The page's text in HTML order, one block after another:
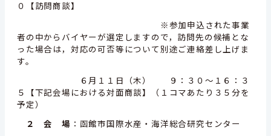
０【訪問商談】
※参加申込された事業
者の中からバイヤーが選定しますので，訪問先の候補とな
った場合は，対応の可否等について別途ご連絡差し上げま
す。
６月１１日（木） ９：３０～１６：３
５【下記会場における対面商談】（１コマあたり３５分を
予定）
２ 会 場 ：函館市国際水産・海洋総合研究センター